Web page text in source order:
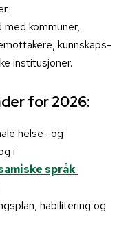
med kommuner,
kunnskaps-
institusjoner.
for 2026:
helse- og
i
språk
habilitering og